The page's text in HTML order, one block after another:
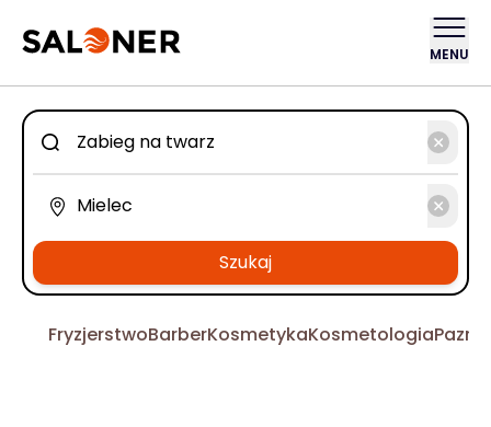
MENU
Szukaj
FryzjerstwoBarberKosmetykaKosmetologia